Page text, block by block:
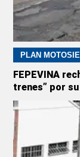
PLAN
FEPEVINA
trenes” por